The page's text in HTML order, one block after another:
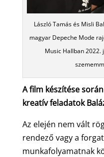
László Tamás és Misli
magyar Depeche Mode
Music Hallban 2022.
A film készítése
kreatív feladatok
Az elején nem vált
rendező vagy a
munkafolyamatnak